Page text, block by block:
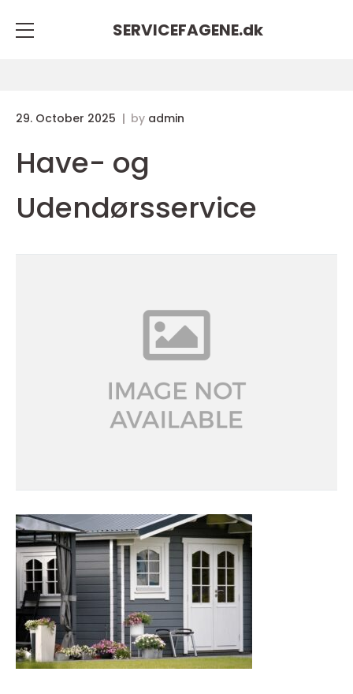
SERVICEFAGENE.dk
29. October 2025 by admin
Have- og
Udendørsservice